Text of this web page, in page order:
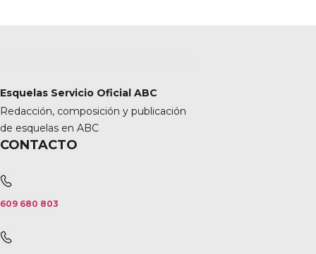
Esquelas Servicio Oficial ABC
Redacción, composición y publicación
de esquelas en ABC
CONTACTO
609 680 803